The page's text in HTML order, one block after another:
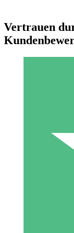
Zahlen Sie
Vertrauen